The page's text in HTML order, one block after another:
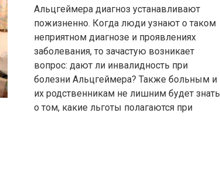
Альцгеймера диагноз устанавливают
пожизненно. Когда люди узнают о таком
неприятном диагнозе и проявлениях
заболевания, то зачастую возникает
вопрос: дают ли инвалидность при
болезни Альцгеймера? Также больным и
их родственникам не лишним будет знать
о том, какие льготы полагаются при